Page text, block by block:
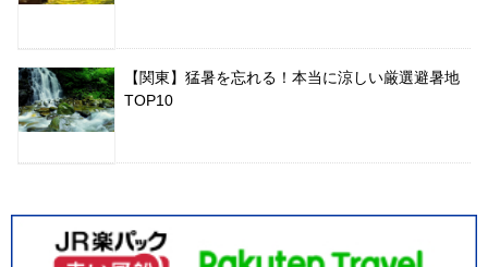
【関東】猛暑を忘れる！本当に涼しい厳選避暑地
TOP10